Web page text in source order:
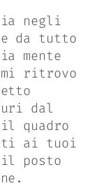
negli
da tutto
mente
mi ritrovo
dal
quadro
ai tuoi
posto